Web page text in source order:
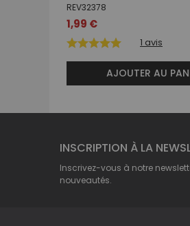
REV32378
1,99 €
1 avis
AJOUTER AU
INSCRIPTION À LA
Inscrivez-vous à notre
nouveautés.